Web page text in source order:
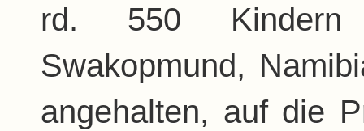
rd. 550
Swakopmund,
angehalten, auf die